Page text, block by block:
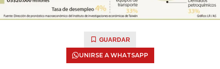
GUARDAR
UNIRSE A WHATSAPP